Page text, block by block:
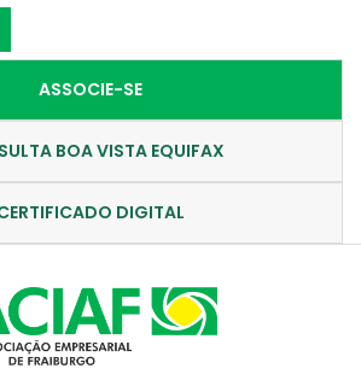
ASSOCIE-SE
BOA VISTA EQUIFAX
DIGITAL